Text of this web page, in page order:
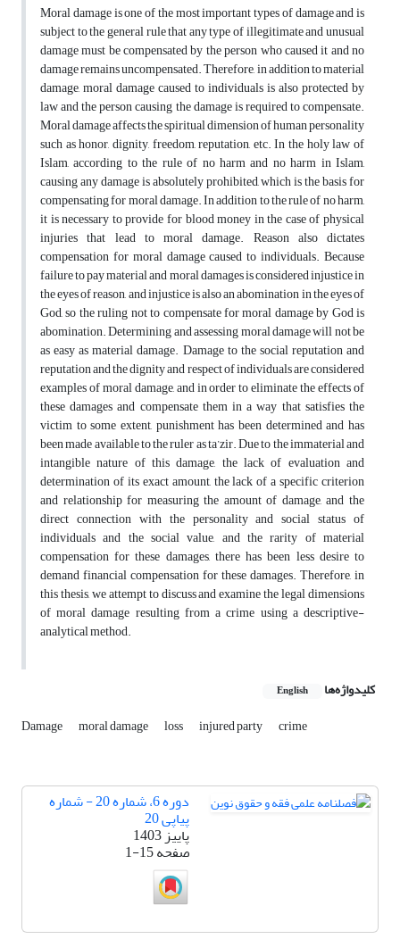
Moral damage is one of the most important types of damage and is
subject to the general rule that any type of illegitimate and unusual
damage must be compensated by the person who caused it and no
damage remains uncompensated. Therefore, in addition to material
damage, moral damage caused to individuals is also protected by
law and the person causing the damage is required to compensate.
Moral damage affects the spiritual dimension of human personality
such as honor, dignity, freedom, reputation, etc. In the holy law of
Islam, according to the rule of no harm and no harm in Islam,
causing any damage is absolutely prohibited, which is the basis for
compensating for moral damage. In addition to the rule of no harm,
it is necessary to provide for blood money in the case of physical
injuries that lead to moral damage. Reason also dictates
compensation for moral damage caused to individuals. Because
failure to pay material and moral damages is considered injustice in
the eyes of reason, and injustice is also an abomination in the eyes of
God, so the ruling not to compensate for moral damage by God is
abomination. Determining and assessing moral damage will not be
as easy as material damage. Damage to the social reputation and
reputation and the dignity and respect of individuals are considered
examples of moral damage, and in order to eliminate the effects of
these damages and compensate them in a way that satisfies the
victim to some extent, punishment has been determined and has
been made available to the ruler as ta’zir. Due to the immaterial and
intangible nature of this damage, the lack of evaluation and
determination of its exact amount, the lack of a specific criterion
and relationship for measuring the amount of damage, and the
direct connection with the personality and social status of
individuals and the social value, and the rarity of material
compensation for these damages, there has been less desire to
demand financial compensation for these damages. Therefore, in
this thesis, we attempt to discuss and examine the legal dimensions
of moral damage resulting from a crime using a descriptive-
analytical method.
کلیدواژه‌ها English
Damage moral damage loss injured party crime
دوره 6، شماره 20 - شماره
پیاپی 20
پاییز 1403
صفحه1-15